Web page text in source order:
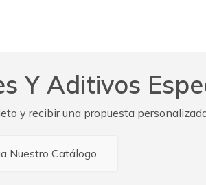
Y Aditivos
y recibir una propuesta
Nuestro Catálogo